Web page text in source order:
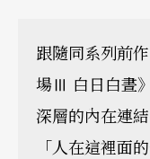
跟隨同系列前
場Ⅲ 白日白晝
深層的內在連
「人在這裡面